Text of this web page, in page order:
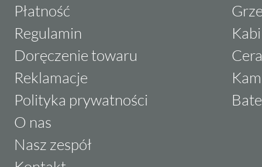
Płatność
Regulamin
Doręczenie towaru
Reklamacje
Polityka prywatności
O nas
Nasz zespół